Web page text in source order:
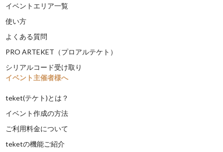
イベントエリア一覧
使い方
よくある質問
PRO ARTEKET（プロアルテケト）
シリアルコード受け取り
イベント主催者様へ
teket(テケト)とは？
イベント作成の方法
ご利用料金について
teketの機能ご紹介